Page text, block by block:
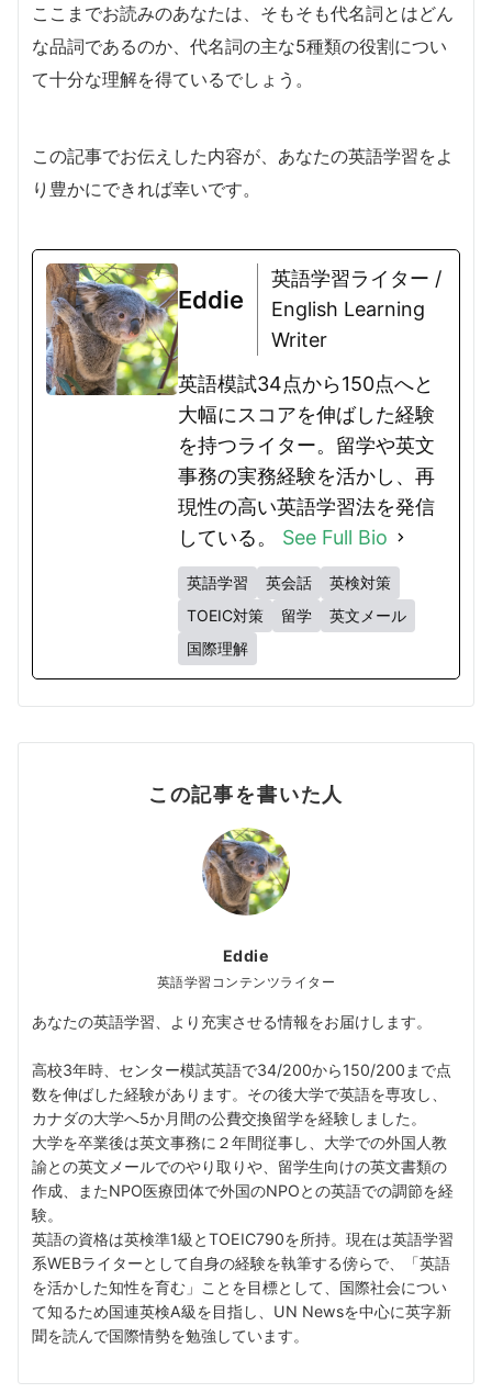
ここまでお読みのあなたは、そもそも代名詞とはどん
な品詞であるのか、代名詞の主な5種類の役割につい
て十分な理解を得ているでしょう。
この記事でお伝えした内容が、あなたの英語学習をよ
り豊かにできれば幸いです。
Eddie
英語学習ライター /
English Learning
Writer
英語模試34点から150点へと
大幅にスコアを伸ばした経験
を持つライター。留学や英文
事務の実務経験を活かし、再
現性の高い英語学習法を発信
している。 See Full Bio
英語学習 英会話
英検対策
TOEIC対策
留学
英文メール
国際理解
この記事を書いた人
Eddie
英語学習コンテンツライター
あなたの英語学習、より充実させる情報をお届けします。
高校3年時、センター模試英語で34/200から150/200まで点
数を伸ばした経験があります。その後大学で英語を専攻し、
カナダの大学へ5か月間の公費交換留学を経験しました。
大学を卒業後は英文事務に２年間従事し、大学での外国人教
諭との英文メールでのやり取りや、留学生向けの英文書類の
作成、またNPO医療団体で外国のNPOとの英語での調節を経
験。
英語の資格は英検準1級とTOEIC790を所持。現在は英語学習
系WEBライターとして自身の経験を執筆する傍らで、「英語
を活かした知性を育む」ことを目標として、国際社会につい
て知るため国連英検A級を目指し、UN Newsを中心に英字新
聞を読んで国際情勢を勉強しています。